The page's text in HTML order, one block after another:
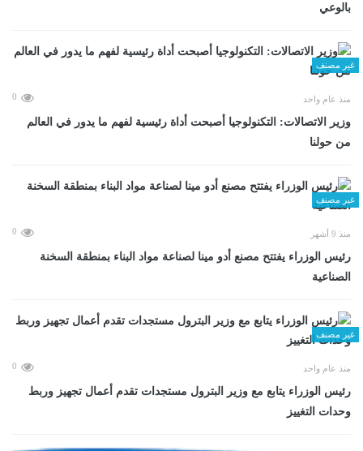
بالوعي
غير مصنف
منذ عام واحد 0
وزير الاتصالات: التكنولوجيا أصبحت أداة رئيسية لفهم ما يدور في العالم
من حولنا
غير مصنف
منذ 9 أشهر 0
رئيس الوزراء يفتتح مصنع أدو مينا لصناعة مواد البناء بمنطقة السخنة
الصناعية
غير مصنف
منذ عام واحد 0
رئيس الوزراء يتابع مع وزير البترول مستجدات تقدم أعمال تجهيز وربط
وحدات التغييز